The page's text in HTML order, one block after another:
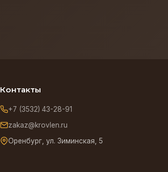
Контакты
+7 (3532) 43-28-91
zakaz@krovlen.ru
Оренбург, ул. Зиминская, 5